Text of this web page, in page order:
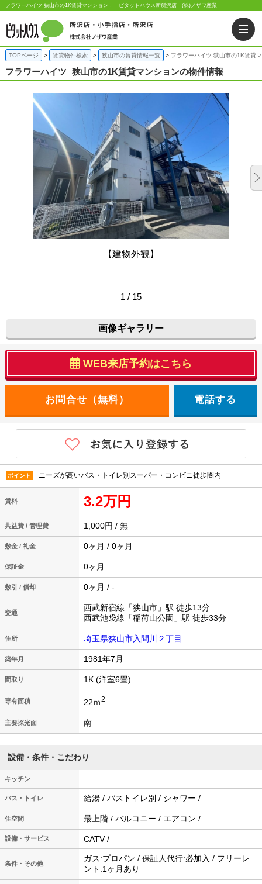
フラワーハイツ 狭山市の1K賃貸マンション！｜ピタットハウス新所沢店 (株)ノザワ産業
TOPページ 賃貸物件検索 狭山市の賃貸情報一覧 フラワーハイツ 狭山市の1K賃貸
フラワーハイツ 狭山市の1K賃貸マンションの物件情報
【建物外観】
1 / 15
画像ギャラリー
WEB来店予約はこちら
電話する
ポイント ニーズが高いバス・トイレ別スーパー・コンビニ徒歩圏内
賃料 3.2万円
共益費 / 管理費 1,000円 / 無
敷金 / 礼金 0ヶ月 / 0ヶ月
保証金 0ヶ月
敷引 / 償却 0ヶ月 / -
交通
西武新宿線「狭山市」駅 徒歩13分
西武池袋線「稲荷山公園」駅 徒歩33分
住所 埼玉県狭山市入間川２丁目
築年月 1981年7月
間取り 1K (洋室6畳)
専有面積 22ｍ2
主要採光面 南
設備・条件・こだわり
キッチン
バス・トイレ 給湯 / バストイレ別 / シャワー /
住空間 最上階 / バルコニー / エアコン /
設備・サービス CATV /
条件・その他
ガス:プロパン / 保証人代行:必加入 / フリーレ
ント:1ヶ月あり